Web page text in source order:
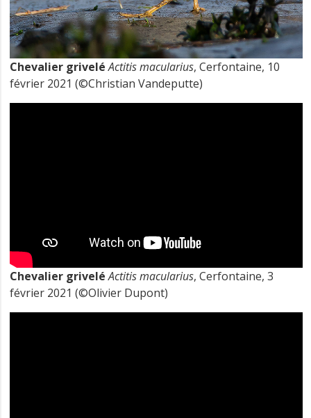
Chevalier grivelé Actitis macularius, Cerfontaine, 10
février 2021 (©Christian Vandeputte)
Chevalier grivelé Actitis macularius, Cerfontaine, 3
février 2021 (©Olivier Dupont)